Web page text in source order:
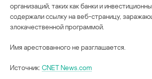
организаций, таких как банки и
содержали ссылку на веб-страницу,
злокачественной программой.
Имя арестованного не разглашается.
Источник: CNET News.com